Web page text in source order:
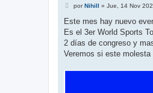
M
n
a
j
porNihill » Jue, 14 Nov
Este mes hay nuevo
Es el 3er World Sports
2 días de congreso y
Veremos si este molesta